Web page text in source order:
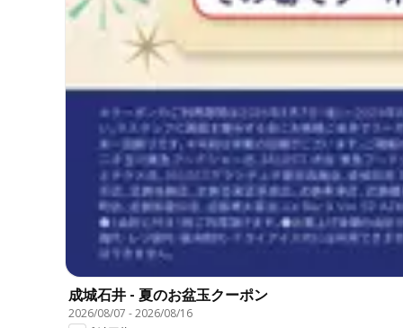
成城石井 - 夏のお盆玉クーポン
2026/08/07 -2026/08/16